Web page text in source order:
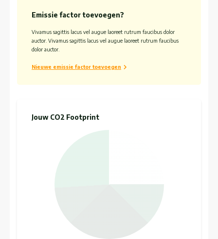
Emissie factor toevoegen?
Vivamus sagittis lacus vel augue laoreet rutrum faucibus dolor
auctor. Vivamus sagittis lacus vel augue laoreet rutrum faucibus
dolor auctor.
Nieuwe emissie factor toevoegen
Jouw CO2 Footprint